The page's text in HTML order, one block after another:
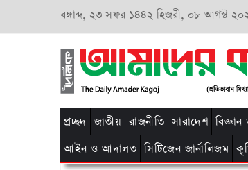
বঙ্গাব্দ, ২৩ সফর ১৪৪২ হিজরী, ০৮ আগস্ট
প্রচ্ছদ জাতীয় রাজনীতি সারাদেশ
আইন ও আদালত সিটিজেন জার্নালিজম